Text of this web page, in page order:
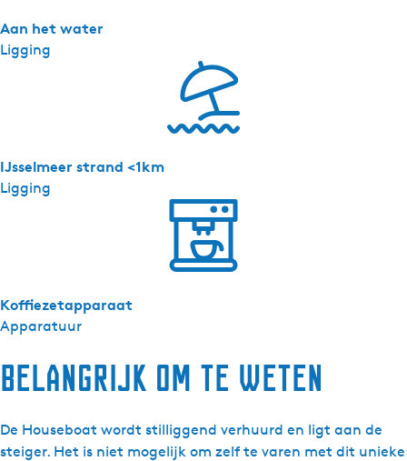
Ligging
Aan het water
Ligging
IJsselmeer strand <1km
Apparatuur
Koffiezetapparaat
Belangrijk om te weten
De Houseboat wordt stilliggend verhuurd en ligt aan de
steiger. Het is niet mogelijk om zelf te varen met dit unieke
r